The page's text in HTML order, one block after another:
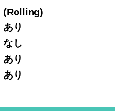
(Rolling)
あり
なし
あり
あり